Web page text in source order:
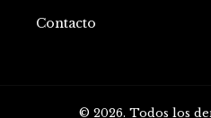
Contacto
© 2026. Todos los